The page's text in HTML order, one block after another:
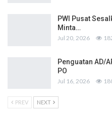
PWI Pusat
Minta…
Jul 20, 2026
Penguatan AD/
PO
Jul 16, 2026
PREV NEXT